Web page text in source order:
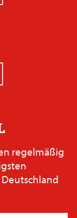
regelmäßig